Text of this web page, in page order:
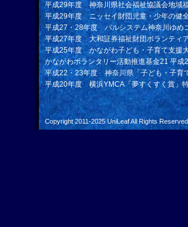
平成29年度 神奈川県社会福祉協議会地域
平成29年度 ニッセイ財団児童・少年の健
平成27・28年度 パルシステム神奈川ゆめ
平成27年度 大和証券福祉財団ボランティ
平成25年度 かながわ子ども・子育て支援
かながわボランタリー活動推進基金21 平
平成22・23年度 神奈川県「子ども・子育
平成20年度 横浜YMCA「夢すくすく賞」
Copyright 2011-2025 UniLeafAll Rights